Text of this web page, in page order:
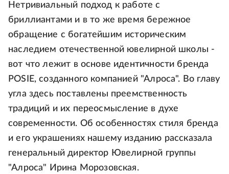
Нетривиальный подход к работе с
бриллиантами и в то же время бережное
обращение с богатейшим историческим
наследием отечественной ювелирной школы -
вот что лежит в основе идентичности бренда
POSIE, созданного компанией "Алроса". Во главу
угла здесь поставлены преемственность
традиций и их переосмысление в духе
современности. Об особенностях стиля бренда
и его украшениях нашему изданию рассказала
генеральный директор Ювелирной группы
"Алроса" Ирина Морозовская.